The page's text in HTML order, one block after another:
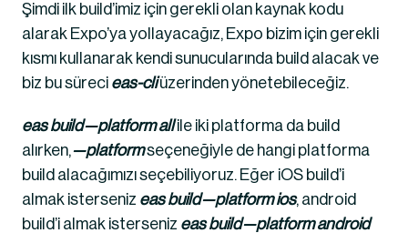
Şimdi ilk build’imiz için gerekli olan kaynak kodu
alarak Expo’ya yollayacağız, Expo bizim için gerekli
kısmı kullanarak kendi sunucularında build alacak ve
biz bu süreci eas-cli üzerinden yönetebileceğiz.
eas build — platform all ile iki platforma da build
alırken, — platform seçeneğiyle de hangi platforma
build alacağımızı seçebiliyoruz. Eğer iOS build’i
almak isterseniz eas build — platform ios, android
build’i almak isterseniz eas build — platform android